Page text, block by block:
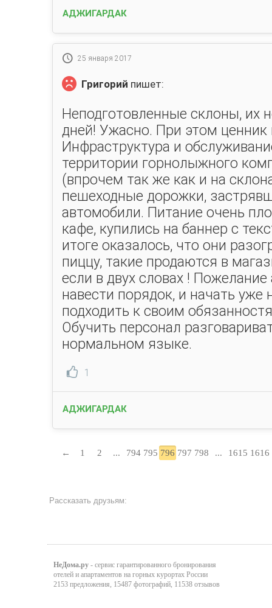
АДЖИГАРДАК
25 января 2017
Григорий пишет:
Неподготовленные склоны, их
дней! Ужасно. При этом
Инфраструктура и
территории горнолыжного
(впрочем так же как и на
пешеходные дорожки,
автомобили. Питание очень
кафе, купились на баннер с
итоге оказалось, что они
пиццу, такие продаются в
если в двух словах !
навести порядок, и начать уже
подходить к своим
Обучить персонал
нормальном языке.
1
АДЖИГАРДАК
← 1 2 ... 794 795 796 797 798 ... 1615 1616
Рассказать друзьям:
НеДома.ру - сервис гарантированного бронирования
отелей и апартаментов на горных курортах России
2153 предложения, 15487 фотографий, 11538 отзывов